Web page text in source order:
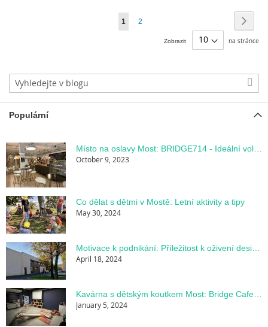
Právě
stránku
1 Stránka
2
Zobrazit na stránce
Populární
October 9, 2023
Co dělat s dětmi v Mostě: Letní aktivity a tipy
May 30, 2024
April 18, 2024
January 5, 2024